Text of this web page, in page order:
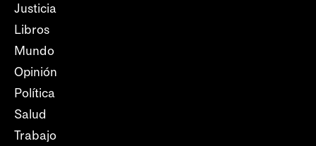
Justicia
Libros
Mundo
Opinión
Política
Salud
Trabajo